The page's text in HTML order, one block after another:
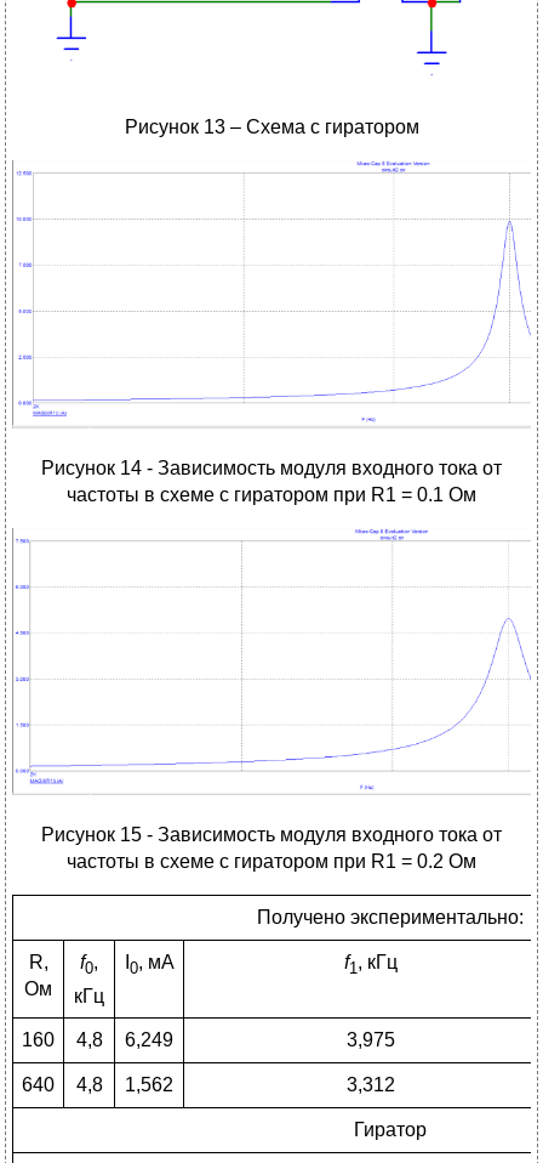
Рисунок 13 – Схема с гиратором
Рисунок 14 - Зависимость модуля входного тока от
частоты в схеме с гиратором при R1 = 0.1 Ом
Рисунок 15 - Зависимость модуля входного тока от
частоты в схеме с гиратором при R1 = 0.2 Ом
Получено экспериментально:
R,
Ом
f0,
кГц
0, мА f1, кГц
160 4,8 6,249 3,975
640 4,8 1,562 3,312
Гиратор